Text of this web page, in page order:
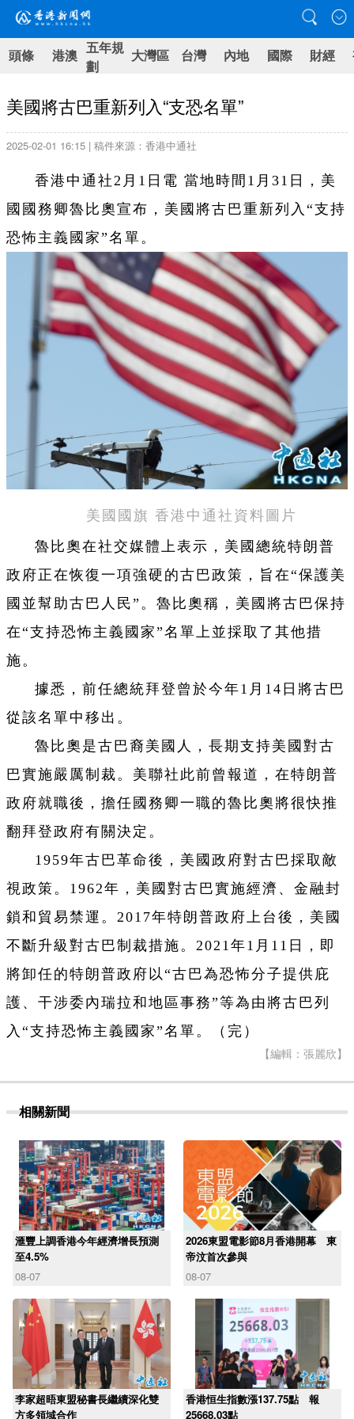
頭條 港澳 五年規
劃
大灣區 台灣 內地 國際 財經
美國將古巴重新列入“支恐名單”
2025-02-01 16:15 | 稿件來源：香港中通社
香港中通社2月1日電 當地時間1月31日，美
國國務卿魯比奧宣布，美國將古巴重新列入“支持
恐怖主義國家”名單。
美國國旗 香港中通社資料圖片
魯比奧在社交媒體上表示，美國總統特朗普
政府正在恢復一項強硬的古巴政策，旨在“保護美
國並幫助古巴人民”。魯比奧稱，美國將古巴保持
在“支持恐怖主義國家”名單上並採取了其他措
施。
據悉，前任總統拜登曾於今年1月14日將古巴
從該名單中移出。
魯比奧是古巴裔美國人，長期支持美國對古
巴實施嚴厲制裁。美聯社此前曾報道，在特朗普
政府就職後，擔任國務卿一職的魯比奧將很快推
翻拜登政府有關決定。
1959年古巴革命後，美國政府對古巴採取敵
視政策。1962年，美國對古巴實施經濟、金融封
鎖和貿易禁運。2017年特朗普政府上台後，美國
不斷升級對古巴制裁措施。2021年1月11日，即
將卸任的特朗普政府以“古巴為恐怖分子提供庇
護、干涉委內瑞拉和地區事務”等為由將古巴列
入“支持恐怖主義國家”名單。（完）
【編輯：張麗欣】
相關新聞
滙豐上調香港今年經濟增長預測
至4.5%
08-07
2026東盟電影節8月香港開幕 東
帝汶首次參與
08-07
李家超晤東盟秘書長繼續深化雙
方多領域合作
香港恒生指數漲137.75點 報
25668.03點